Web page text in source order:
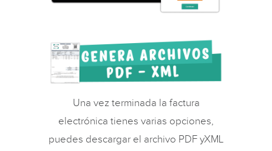
Una vez terminada la factura
electrónica tienes varias opciones,
puedes descargar el archivo PDF yXML